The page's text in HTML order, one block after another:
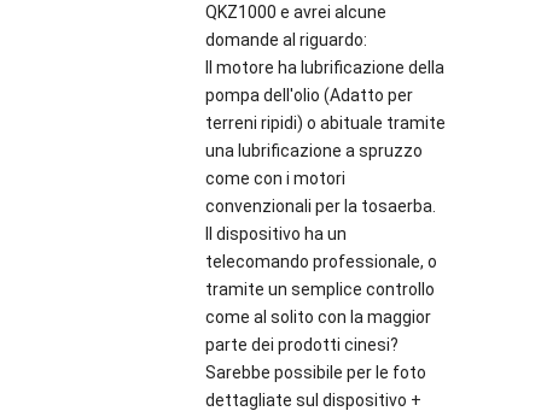
QKZ1000 e avrei alcune
domande al riguardo:
Il motore ha lubrificazione della
pompa dell'olio (Adatto per
terreni ripidi) o abituale tramite
una lubrificazione a spruzzo
come con i motori
convenzionali per la tosaerba.
Il dispositivo ha un
telecomando professionale, o
tramite un semplice controllo
come al solito con la maggior
parte dei prodotti cinesi?
Sarebbe possibile per le foto
dettagliate sul dispositivo +